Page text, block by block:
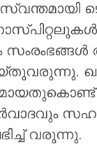
വരുന്നു.